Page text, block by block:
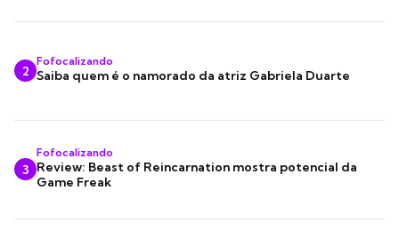
2
Fofocalizando
Saiba quem é o namorado da atriz Gabriela Duarte
3
Fofocalizando
Review: Beast of Reincarnation mostra potencial da
Game Freak